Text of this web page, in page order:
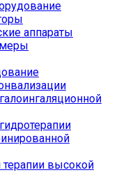
аппараты
высокой